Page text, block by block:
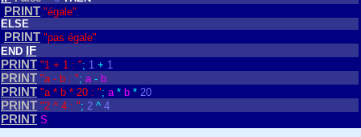
PRINT "égale"
ELSE
PRINT "pas égale"
END IF
PRINT "1 + 1 : "; 1 + 1
PRINT "a - b : "; a - b
PRINT "a * b * 20 : "; a * b * 20
PRINT "2 ^ 4 : "; 2 ^ 4
PRINT S.